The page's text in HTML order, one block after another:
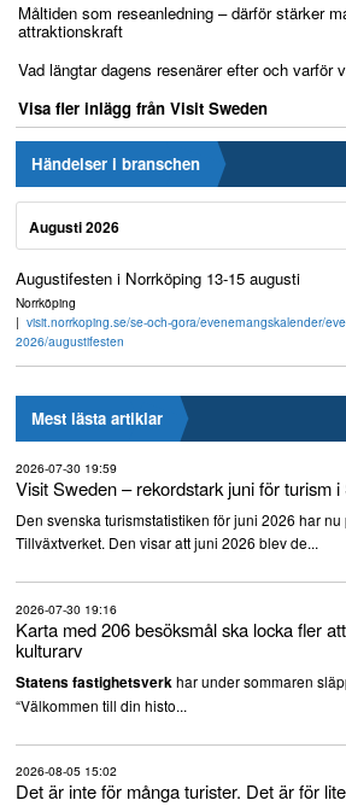
Måltiden som reseanledning – därför stärker
attraktionskraft
Vad längtar dagens resenärer efter och varför
Visa fler inlägg från Visit Sweden
Händelser i branschen
Augusti 2026
Augustifesten i Norrköping 13-15 augusti
Norrköping
visit.norrkoping.se/se-och-gora/evenemangskalender/
2026/augustifesten
Mest lästa artiklar
2026-07-30 19:59
Visit Sweden – rekordstark juni för turism i
Den svenska turismstatistiken för juni 2026 har
Tillväxtverket. Den visar att juni 2026 blev de...
2026-07-30 19:16
Karta med 206 besöksmål ska locka fler
kulturarv
Statens fastighetsverkhar under sommaren
“Välkommen till din histo...
2026-08-05 15:02
Det är inte för många turister. Det är för